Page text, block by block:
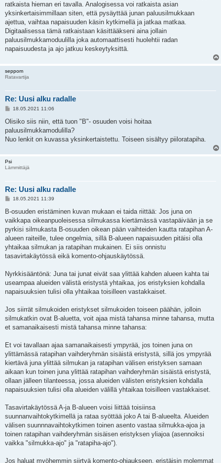
t
i
ratkaista hieman eri tavalla. Analogisessa voi ratkaista asian
yksinkertaisimmillaan siten, että pysäyttää junan paluusilmukkaan
ajettua, vaihtaa napaisuuden käsin kytkimellä ja jatkaa matkaa.
Digitaalisessa tämä ratkaistaan käsittääkseni aina jollain
paluusilmukkamoduulilla joka automaattisesti huolehtii radan
napaisuudesta ja ajo jatkuu keskeytyksittä.
seppom
Ratavartija
Re: Uusi alku radalle
V
e
t
18.05.2021 11:06
Olisiko siis niin, että tuon "B"- osuuden voisi hoitaa
paluusilmukkamodulilla?
Nuo lenkit on kuvassa yksinkertaistettu. Toiseen sisältyy piiloratapiha.
Psi
Lämmittäjä
Re: Uusi alku radalle
V
e
t
i
18.05.2021 11:39
B-osuuden eristäminen kuvan mukaan ei taida riittää: Jos juna on
vaikkapa oikeanpuoleisessa silmukassa kiertämässä vastapäivään ja se
pyrkisi silmukasta B-osuuden oikean pään vaihteiden kautta ratapihan A-
alueen raiteille, tulee ongelmia, sillä B-alueen napaisuuden pitäisi olla
yhtaikaa silmukan ja ratapihan mukainen. Ei siis onnistu
tasavirtakäytössä eikä komento-ohjauskäytössä.
Nyrkkisääntönä: Juna tai junat eivät saa ylittää kahden alueen kahta tai
useampaa alueiden välistä eristystä yhtaikaa, jos eristyksien kohdalla
napaisuuksien tulisi olla yhtaikaa toisilleen vastakkaiset.
Jos siirrät silmukoiden eristykset silmukoiden toiseen päähän, jolloin
silmukatkin ovat B-aluetta, voit ajaa mistä tahansa minne tahansa, mutta
et samanaikaisesti mistä tahansa minne tahansa:
Et voi tavallaan ajaa samanaikaisesti ympyrää, jos toinen juna on
ylittämässä ratapihan vaihderyhmän sisäistä eristystä, sillä jos ympyrää
kiertävä juna ylittää silmukan ja ratapihan välisen eristyksen samaan
aikaan kun toinen juna ylittää ratapihan vaihderyhmän sisäistä eristystä,
ollaan jälleen tilanteessa, jossa alueiden välisten eristyksien kohdalla
napaisuuksien tulisi olla alueiden välillä yhtaikaa toisilleen vastakkaiset.
Tasavirtakäytössä A-ja B-alueen voisi liittää toisiinsa
suunnanvaihtokytkimellä ja rataa syöttää joko A tai B-alueelta. Alueiden
välisen suunnnavaihtokytkimen toinen asento vastaa silmukka-ajoa ja
toinen ratapihan vaihderyhmän sisäisen eristyksen yliajoa (asennoiksi
vaikka "silmukka-ajo" ja "ratapiha-ajo").
Jos haluat myöhemmin siirtyä komento-ohjaukseen, eristäisin molemmat